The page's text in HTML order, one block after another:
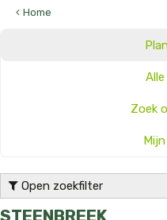
Home
Zoek
Open zoekfilter
STEENBREEK